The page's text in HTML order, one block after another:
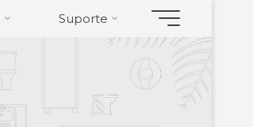
Suporte